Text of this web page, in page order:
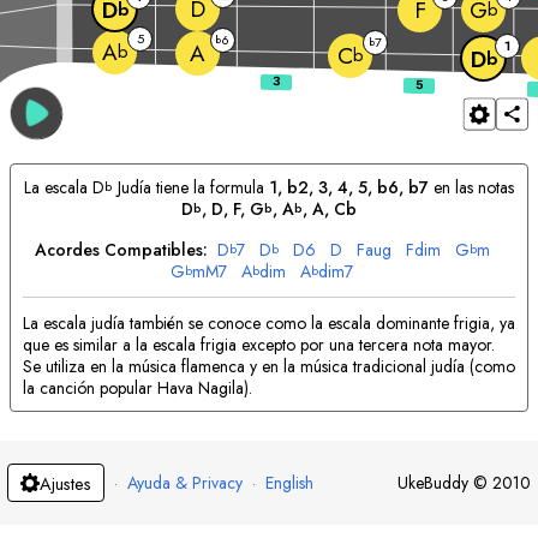
Ab 5 A b6
Cb
b7
Db 1
Db D F Gb
La escalaDb Judía tiene la formula 1, b2, 3, 4, 5, b6, b7en las notas
Db, D, F, Gb, Ab, A, Cb
Acordes Compatibles: Db7 Db D6 D Faug Fdim Gbm
GbmM7 Abdim Abdim7
La escala judía también se conoce como la escala dominante frigia, ya
que es similar a la escala frigia excepto por una tercera nota mayor.
Se utiliza en la música flamenca y en la música tradicional judía (como
la canción popular Hava Nagila).
Ajustes · Ayuda & Privacy · English UkeBuddy © 2010